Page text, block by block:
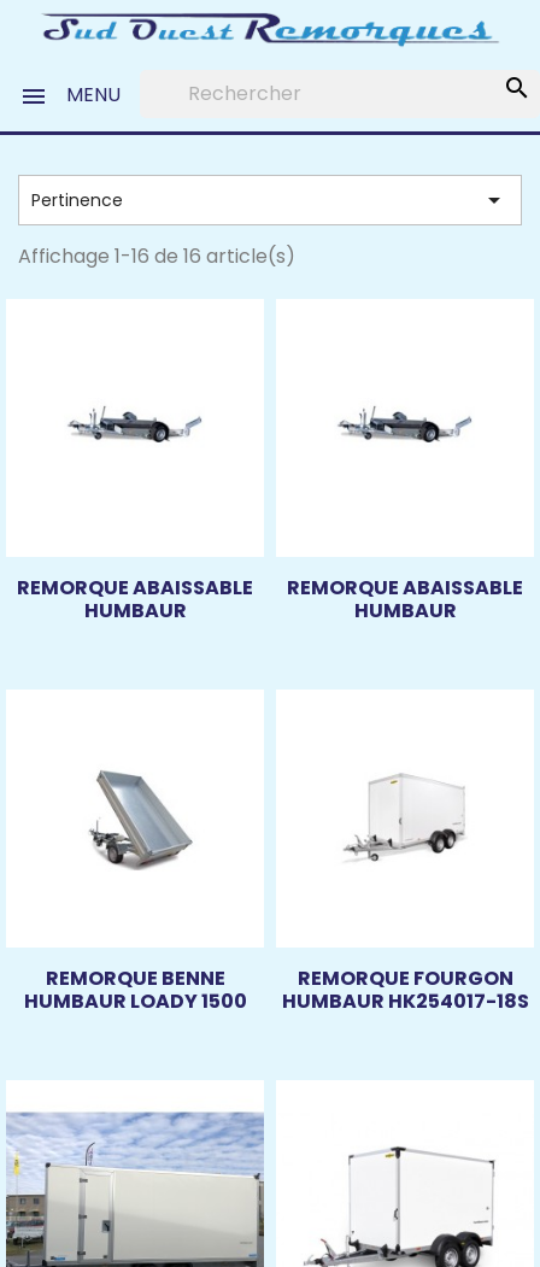
search
 MENU
Pertinence 
Affichage 1-16 de 16 article(s)
REMORQUE ABAISSABLE
HUMBAUR
REMORQUE ABAISSABLE
HUMBAUR
REMORQUE BENNE
HUMBAUR LOADY 1500
REMORQUE FOURGON
HUMBAUR HK254017-18S